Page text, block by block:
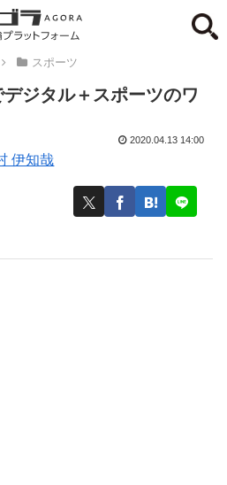
スポーツ
ジタル＋スポーツのワ
伊知哉
2020.04.13 14:00